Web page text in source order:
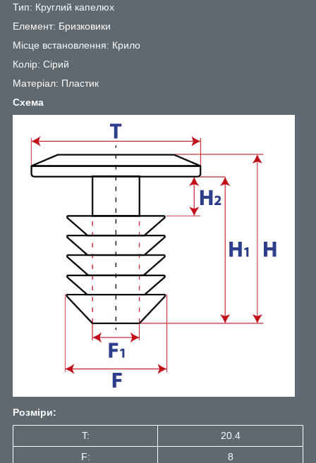
Тип: Круглий капелюх
Елемент: Бризковики
Місце встановлення: Крило
Колір: Сірий
Матеріал: Пластик
Схема
Розміри:
T:
20.4
F:
8